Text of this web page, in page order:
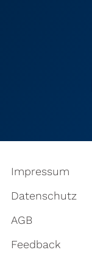
Impressum
Datenschutz
AGB
Feedback